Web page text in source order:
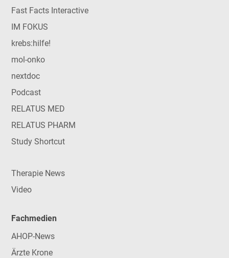
Fast Facts Interactive
IM FOKUS
krebs:hilfe!
mol-onko
nextdoc
Podcast
RELATUS MED
RELATUS PHARM
Study Shortcut
Therapie News
Video
Fachmedien
AHOP-News
Ärzte Krone